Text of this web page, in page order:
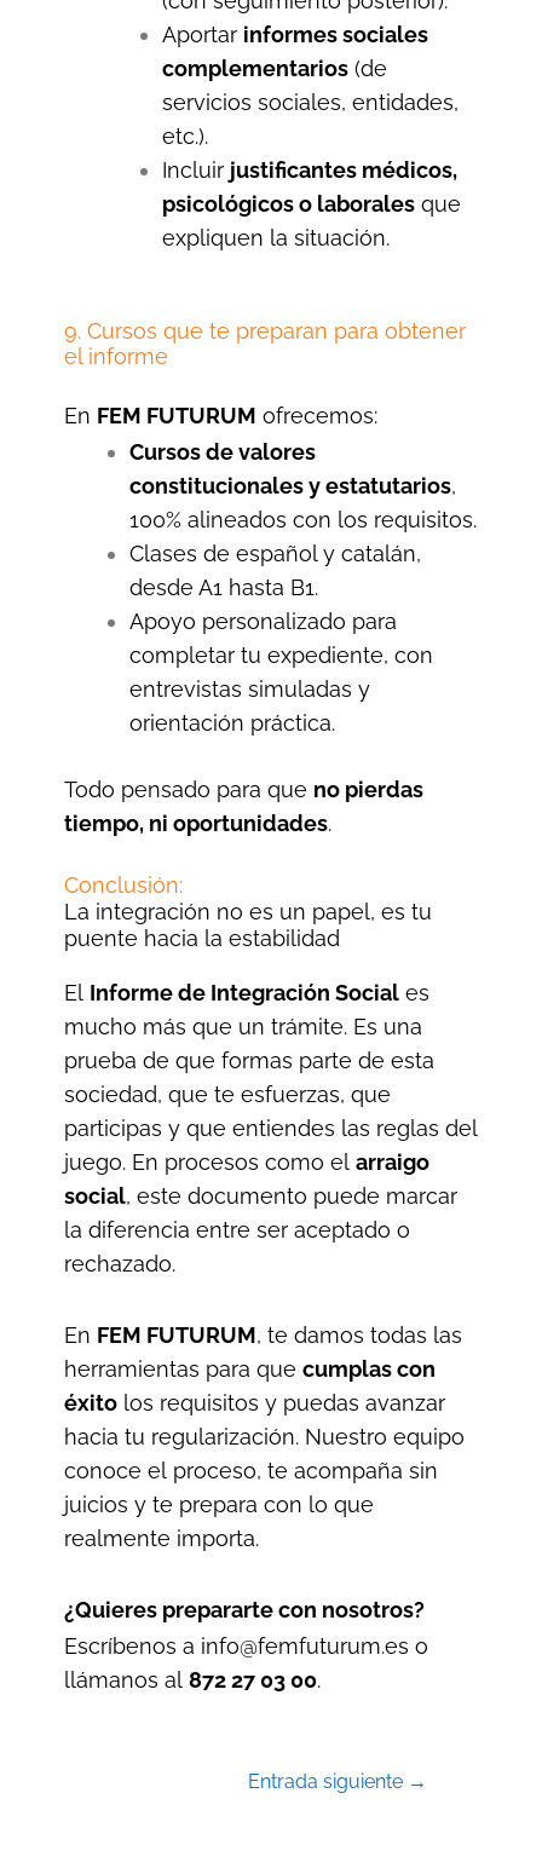
Aportar informes sociales
complementarios(de
servicios sociales, entidades,
etc.).
Incluir justificantes médicos,
psicológicos o laboralesque
expliquen la situación.
9. Cursos que te preparan para obtener
el informe
En FEM FUTURUM ofrecemos:
Cursos de valores
constitucionales y estatutarios,
100% alineados con los requisitos.
Clases de español y catalán,
desde A1 hasta B1.
Apoyo personalizado para
completar tu expediente, con
entrevistas simuladas y
orientación práctica.
Todo pensado para que no pierdas
tiempo, ni oportunidades.
Conclusión:
La integración no es un papel, es tu
puente hacia la estabilidad
El Informe de Integración Sociales
mucho más que un trámite. Es una
prueba de que formas parte de esta
sociedad, que te esfuerzas, que
participas y que entiendes las reglas del
juego. En procesos como el arraigo
social, este documento puede marcar
la diferencia entre ser aceptado o
rechazado.
En FEM FUTURUM, te damos todas las
herramientas para que cumplas con
éxitolos requisitos y puedas avanzar
hacia tu regularización. Nuestro equipo
conoce el proceso, te acompaña sin
juicios y te prepara con lo que
realmente importa.
¿Quieres prepararte con nosotros?
Escríbenos a info@femfuturum.es o
llámanos al 872 27 03 00.
Entrada siguiente →